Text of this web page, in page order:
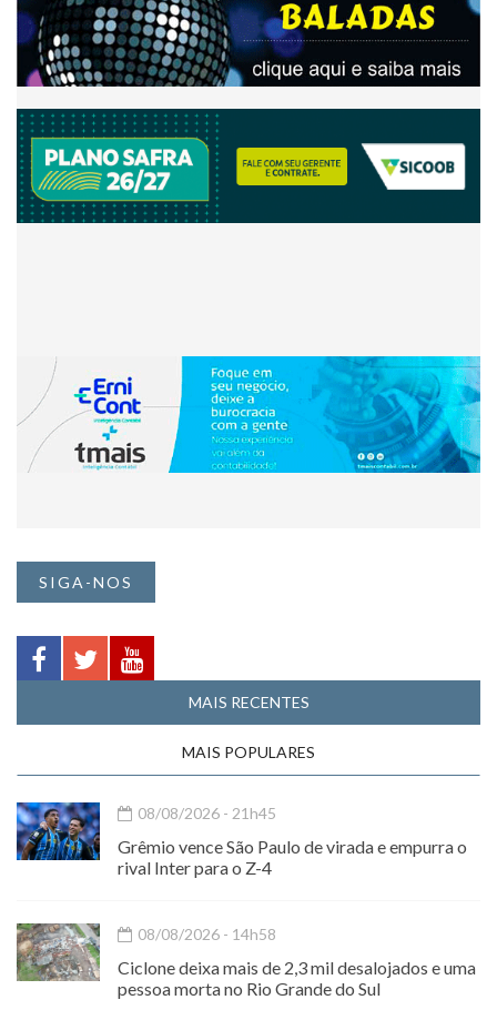
SIGA-NOS
MAIS RECENTES
MAIS POPULARES
08/08/2026 - 21h45
Grêmio vence São Paulo de virada e empurra o
rival Inter para o Z-4
08/08/2026 - 14h58
Ciclone deixa mais de 2,3 mil desalojados e uma
pessoa morta no Rio Grande do Sul